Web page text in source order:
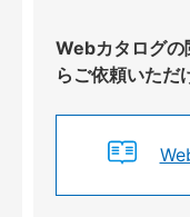
Webカタログの
らご依頼いただ